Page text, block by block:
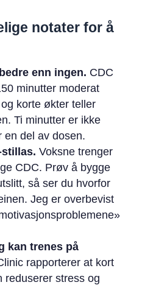
notater for å
enn ingen. CDC
minutter moderat
korte økter teller
Ti minutter er ikke
del av dosen.
stillas. Voksne trenger
CDC. Prøv å bygge
så ser du hvorfor
Jeg er overbevist
kan trenes på
rapporterer at kort
reduserer stress og